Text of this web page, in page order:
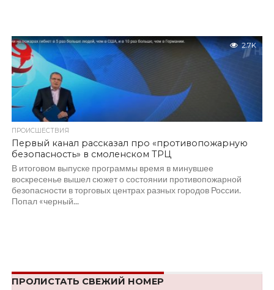
2.7K
ПРОИСШЕСТВИЯ
Первый канал рассказал про «противопожарную
безопасность» в смоленском ТРЦ
В итоговом выпуске программы время в минувшее
воскресенье вышел сюжет о состоянии противопожарной
безопасности в торговых центрах разных городов России.
Попал «черный...
ПРОЛИСТАТЬ СВЕЖИЙ НОМЕР